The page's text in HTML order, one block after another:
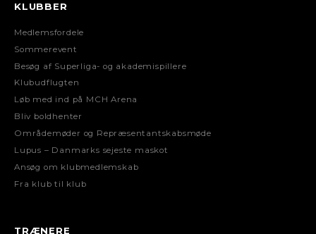
KLUBBER
Medlemsfordele
Sommerevent
Besøg af Superliga- og akademispillere
Klubudflugten
Løb med ind på MCH Arena
Bliv boldhenter
Områdemøder og Repræsentantskabsmøde
Lupus – Danmarks sejeste maskot
Ansøg om klubmedlemskab
Fra klub til klub
TRÆNERE